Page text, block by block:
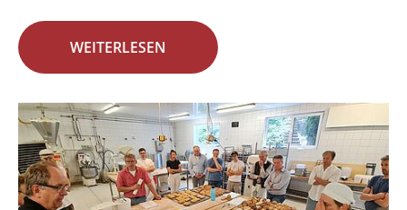
WEITERLESEN